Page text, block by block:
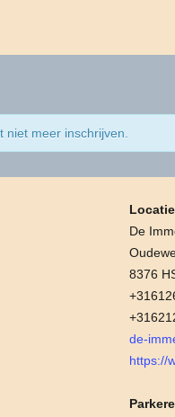
meer inschrijven.
Locatie
De
8376
de-
https://